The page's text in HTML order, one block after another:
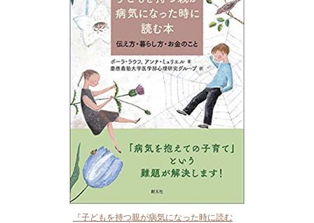
『子どもを持つ親が病気になった時に読む